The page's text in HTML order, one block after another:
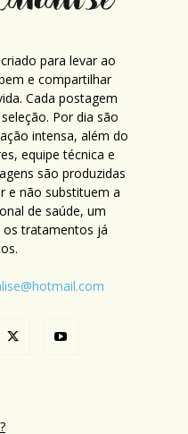
para levar ao
e compartilhar
Cada postagem
Por dia são
intensa, além do
equipe técnica e
são produzidas
e não substituem a
de saúde, um
tratamentos já